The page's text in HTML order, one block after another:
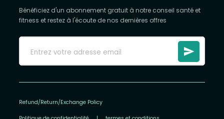
Bénéficiez d'un abonnement gratuit à notre conseil santé et
fitness et restez à l'écoute de nos dernières offres
Refund/Return/Exchange Policy